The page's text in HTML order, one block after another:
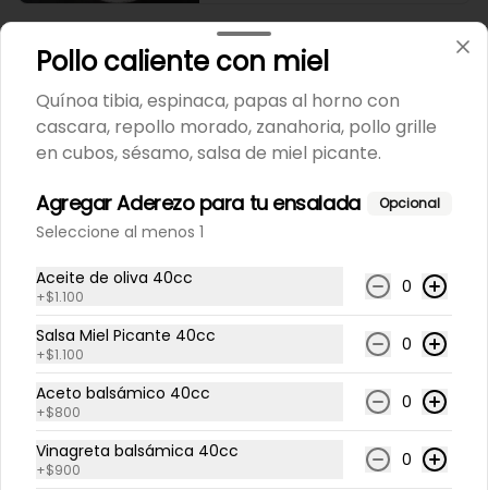
Lasaña salmón espinacas
ahumado, salsa bechamel,
espinaca y quesos.
Lasaña artesanal con zapallo,
queso, zapallo italiano,
350gr
$6.200
Pastel de choclos
Envase de aluminio 350gr.
Pollo caliente con miel
Quínoa tibia, espinaca, papas al horno con
cascara, repollo morado, zanahoria, pollo grille
en cubos, sésamo, salsa de miel picante.
Agregar Aderezo para tu ensalada Opcional
Seleccione al menos 1
Aceite de oliva 40cc
+$1.100 0
Salsa Miel Picante 40cc
+$1.100 0
Aceto balsámico 40cc
+$800 0
Vinagreta balsámica 40cc
+$900 0